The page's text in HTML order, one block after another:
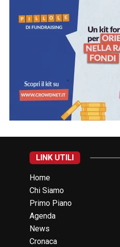
LINK UTILI
Home
Chi Siamo
Primo Piano
Agenda
News
Cronaca